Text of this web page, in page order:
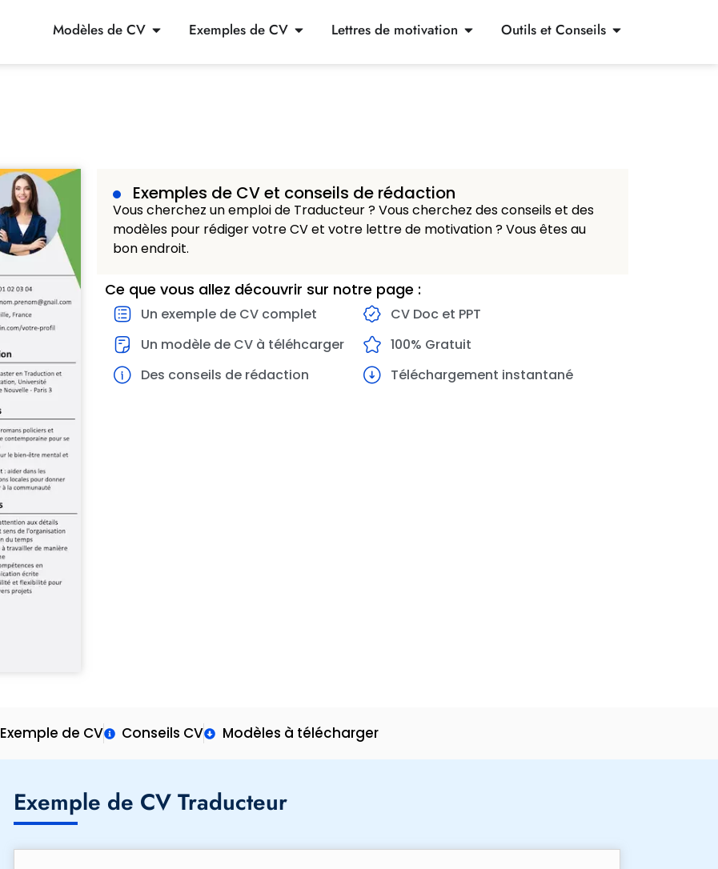
Modèles de CV Exemples de CV Lettres de motivation Outils et Conseils
Exemples de CV et conseils de rédaction
Vous cherchez un emploi de Traducteur ? Vous cherchez des conseils et des
modèles pour rédiger votre CV et votre lettre de motivation ? Vous êtes au
bon endroit.
Ce que vous allez découvrir sur notre page :
Un exemple de CV complet
Un modèle de CV à téléhcarger
Des conseils de rédaction
CV Doc et PPT
100% Gratuit
Téléchargement instantané
Exemple de CV Conseils CV Modèles à télécharger
Exemple de CV Traducteur